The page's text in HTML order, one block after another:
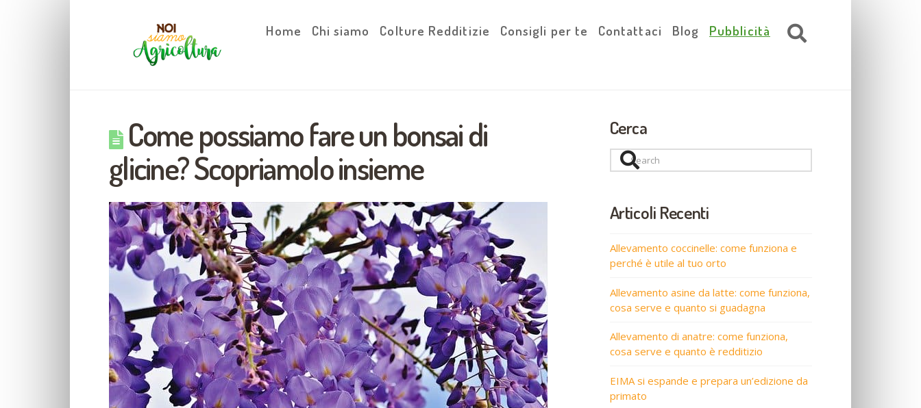
Home Chi siamo Colture Redditizie Consigli per te Contattaci Blog Pubblicità
Come possiamo fare un bonsai di
glicine? Scopriamolo insieme
Cerca
Search
Articoli Recenti
Allevamento coccinelle: come funziona e
perché è utile al tuo orto
Allevamento asine da latte: come funziona,
cosa serve e quanto si guadagna
Allevamento di anatre: come funziona,
cosa serve e quanto è redditizio
EIMA si espande e prepara un’edizione da
primato